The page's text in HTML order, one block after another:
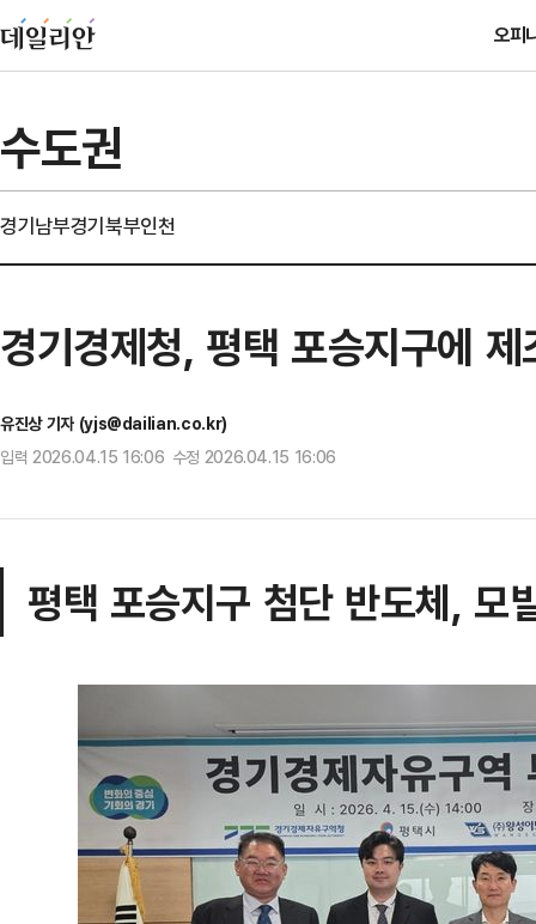
오피
수도권
경기남부경기북부인천
경기경제청, 평택 포승지구에
유진상 기자 (yjs@dailian.co.kr)
입력 2026.04.15 16:06 수정 2026.04.15 16:06
평택 포승지구 첨단 반도체, 모